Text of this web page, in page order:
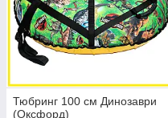
Тюбринг 100 см Динозаври
(Оксфорд)